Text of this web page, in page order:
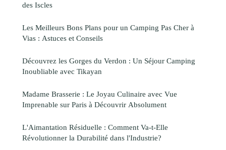
des Iscles
Les Meilleurs Bons Plans pour un Camping Pas Cher à
Vias : Astuces et Conseils
Découvrez les Gorges du Verdon : Un Séjour Camping
Inoubliable avec Tikayan
Madame Brasserie : Le Joyau Culinaire avec Vue
Imprenable sur Paris à Découvrir Absolument
L'Aimantation Résiduelle : Comment Va-t-Elle
Révolutionner la Durabilité dans l'Industrie?